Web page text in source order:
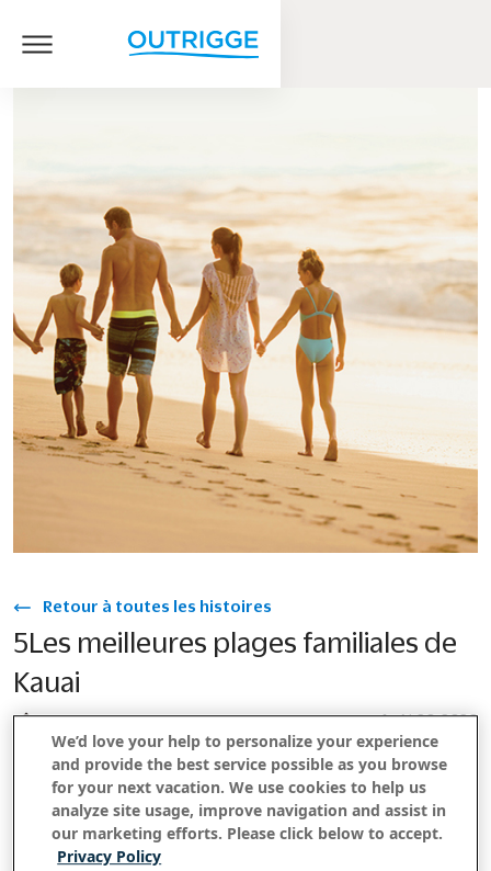
Retour à toutes les histoires
5Les meilleures plages familiales de
Kauai
Août 20, 2020
La plus ancienne des huit îles hawaïennes, Kauai a eu
des siècles pour devenir son surnom d'« île-jardin ». Des
sommets escarpés aux forêts tropicales denses avec des
We’d love your help to personalize your experience
and provide the best service possible as you browse
for your next vacation. We use cookies to help us
analyze site usage, improve navigation and assist in
our marketing efforts. Please click below to accept.
Privacy Policy